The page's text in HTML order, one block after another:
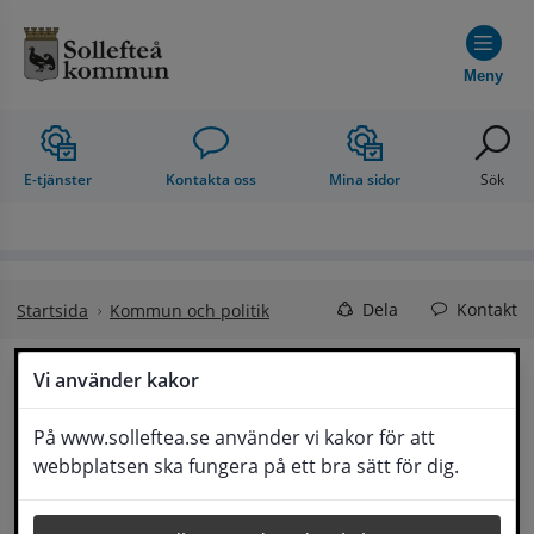
Vi använder kakor
På www.solleftea.se använder vi kakor för att
webbplatsen ska fungera på ett bra sätt för dig.
Meny
E-tjänster Kontakta oss Mina sidor Sök
Startsida Kommun och politik Dela Kontakt
Lyssna
Bron över Faxälven
öppen för gång- och cykeltrafik
Bron över Faxälven i Ramsele öppnar för gång-